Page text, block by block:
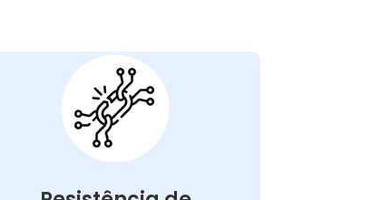
Máquina Com
Resistência
Queimada:
resistência queimada
na
pode causar problemas como
a água não aquecer adequadamente,
resultando em roupas mal lavadas. Esse